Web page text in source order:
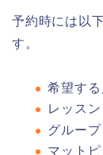
予約時には以
す。
希望す
レッス
グルー
マット